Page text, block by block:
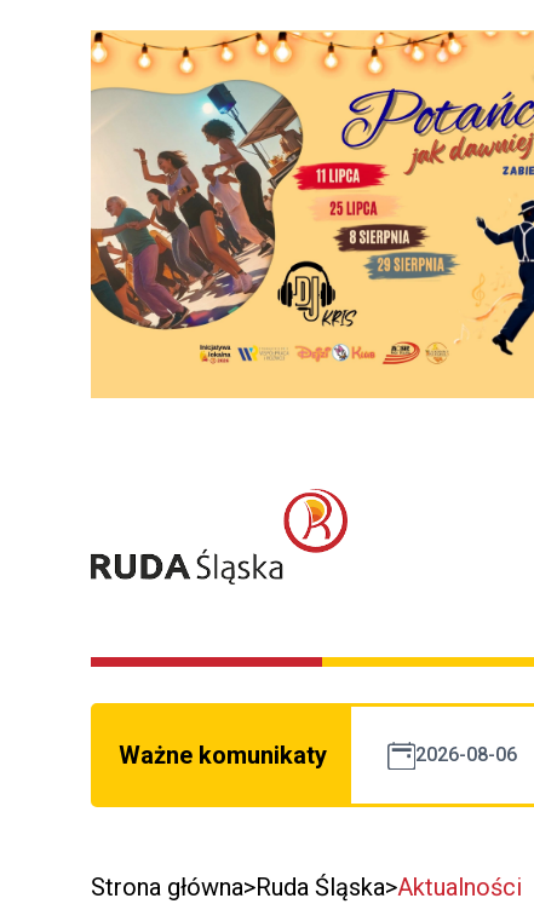
Ważne komunikaty 2026-08-06
Strona główna Ruda Śląska Aktualności